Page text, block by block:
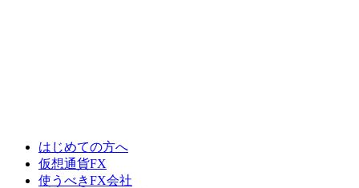
はじめての方へ
仮想通貨FX
使うべきFX会社